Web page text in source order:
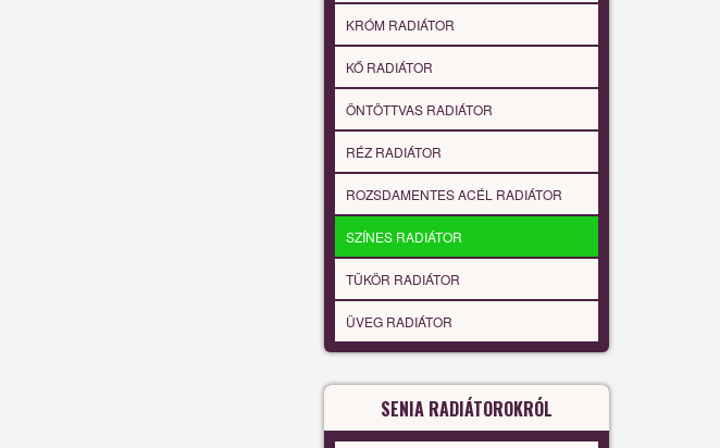
KRÓM RADIÁTOR
KŐ RADIÁTOR
ÖNTÖTTVAS RADIÁTOR
RÉZ RADIÁTOR
ROZSDAMENTES ACÉL RADIÁTOR
SZÍNES RADIÁTOR
TÜKÖR RADIÁTOR
ÜVEG RADIÁTOR
SENIA RADIÁTOROKRÓL